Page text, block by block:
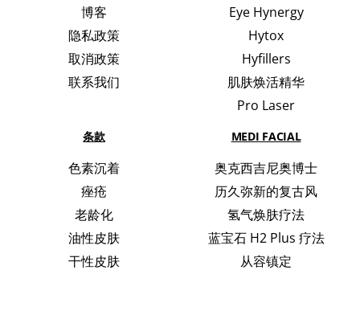
博客
隐私政策
取消政策
联系我们
Eye Hynergy
Hytox
Hyfillers
肌肤焕活精华
Pro Laser
条款
色素沉着
痤疮
老龄化
油性皮肤
干性皮肤
MEDI FACIAL
奥克西吉尼奥博士
历久弥新的复古风
氢气焕肤疗法
蓝宝石 H2 Plus 疗法
从容镇定